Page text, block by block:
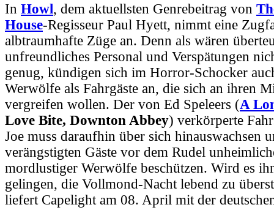
In Howl, dem aktuellsten Genrebeitrag von
House-Regisseur Paul Hyett, nimmt eine
albtraumhafte Züge an. Denn als wären
unfreundliches Personal und Verspätungen
genug, kündigen sich im Horror-Schocker
Werwölfe als Fahrgäste an, die sich an ihren
vergreifen wollen. Der von Ed Speleers (A
Love Bite, Downton Abbey) verkörperte
Joe muss daraufhin über sich hinauswachsen
verängstigten Gäste vor dem Rudel
mordlustiger Werwölfe beschützen. Wird es
gelingen, die Vollmond-Nacht lebend zu
liefert Capelight am 08. April mit der